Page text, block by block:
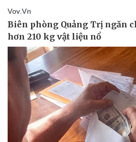
Pháp luật
Vụ án
Tin nóng
Tư vấn luật
Vũ